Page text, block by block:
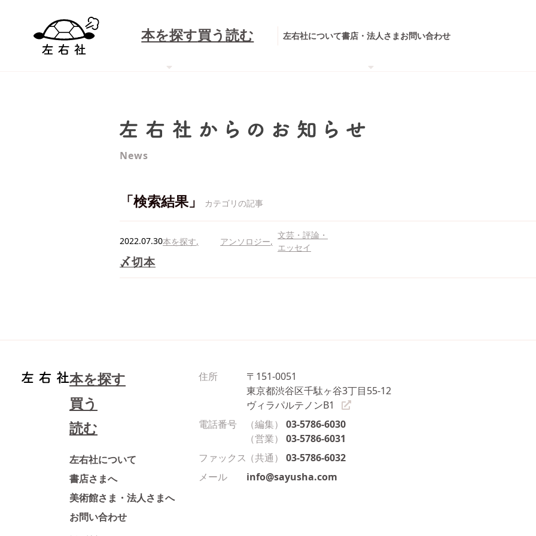
本を探す買う読む 左右社について書店・法人さまお問い合わせ
News
「検索結果」 カテゴリの記事
2022.07.30本を探す アンソロジー
文芸・評論・
エッセイ
〆切本
本を探す
買う
読む
左右社について
書店さまへ
美術館さま・法人さまへ
お問い合わせ
住所
〒151-0051
東京都渋谷区千駄ヶ谷3丁目55-12
ヴィラパルテノンB1
電話番号
（編集）
03-5786-6030
（営業）
03-5786-6031
ファックス （共通）
03-5786-6032
メール
info@sayusha.com